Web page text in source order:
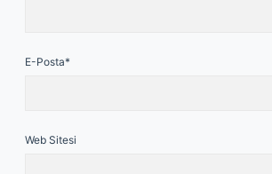
E-Posta*
Web Sitesi